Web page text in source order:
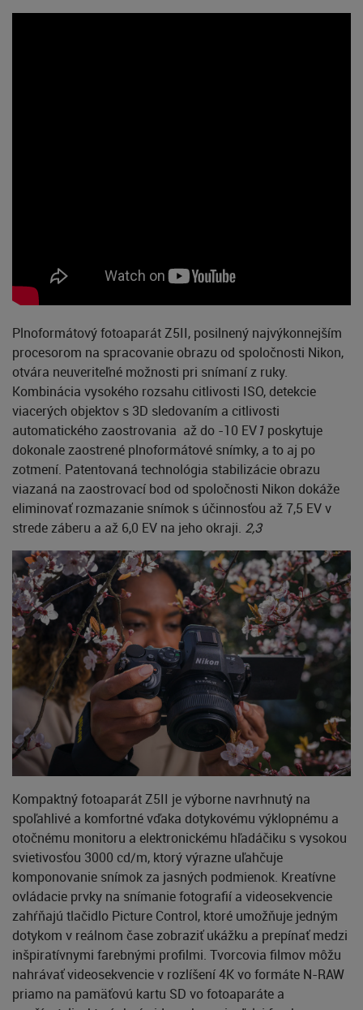
Plnoformátový fotoaparát Z5II, posilnený najvýkonnejším
procesorom na spracovanie obrazu od spoločnosti Nikon,
otvára neuveriteľné možnosti pri snímaní z ruky.
Kombinácia vysokého rozsahu citlivosti ISO, detekcie
viacerých objektov s 3D sledovaním a citlivosti
automatického zaostrovania až do -10 EV1 poskytuje
dokonale zaostrené plnoformátové snímky, a to aj po
zotmení. Patentovaná technológia stabilizácie obrazu
viazaná na zaostrovací bod od spoločnosti Nikon dokáže
eliminovať rozmazanie snímok s účinnosťou až 7,5 EV v
strede záberu a až 6,0 EV na jeho okraji. 2,3
Kompaktný fotoaparát Z5II je výborne navrhnutý na
spoľahlivé a komfortné vďaka dotykovému výklopnému a
otočnému monitoru a elektronickému hľadáčiku s vysokou
svietivosťou 3000 cd/m, ktorý výrazne uľahčuje
komponovanie snímok za jasných podmienok. Kreatívne
ovládacie prvky na snímanie fotografií a videosekvencie
zahŕňajú tlačidlo Picture Control, ktoré umožňuje jedným
dotykom v reálnom čase zobraziť ukážku a prepínať medzi
inšpiratívnymi farebnými profilmi. Tvorcovia filmov môžu
nahrávať videosekvencie v rozlíšení 4K vo formáte N-RAW
priamo na pamäťovú kartu SD vo fotoaparáte a